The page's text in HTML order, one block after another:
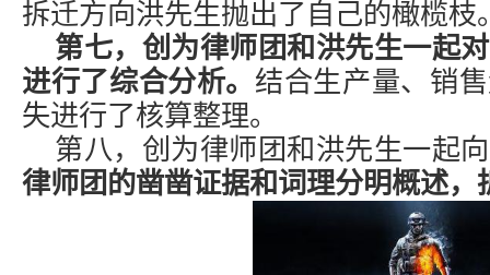
拆迁方向洪先生抛出了自己的橄榄枝
第七，创为律师团和洪先生一起
进行了综合分析。 结合生产量、销
失进行了核算整理。
第八，创为律师团和洪先生一起
律师团的凿凿证据和词理分明概述，